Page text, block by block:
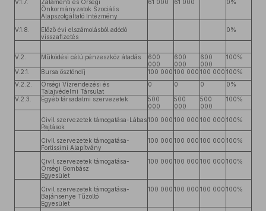
V.1.7.
Zalamenti és Őrségi
Önkormányzatok Szociális
Alapszolgáltató Intézmény
61 000 61 000 0%
V.1.8.
Előző évi elszámolásból adódó
visszafizetés
0%
V.2. Működési célú pénzeszköz átadás
600
000
600
000
600
000
100%
V.2.1. Bursa ösztöndíj 100 000 100 000 100 000 100%
V.2.2.
Őrségi Vízrendezési és
Talajvédelmi Társulat
0 0 0 0%
V.2.3. Egyéb társadalmi szervezetek
500
000
500
000
500
000
100%
Civil szervezetek támogatása-Lábas
Pajtások
100 000 100 000 100 000 100%
Civil szervezetek támogatása-
Fortissimi Alapítvány
100 000 100 000 100 000 100%
Civil szervezetek támogatása-
Őrségi Gombász
Egyesület
100 000 100 000 100 000 100%
Civil szervezetek támogatása-
Bajánsenye Tűzoltó
Egyesület
100 000 100 000 100 000 100%